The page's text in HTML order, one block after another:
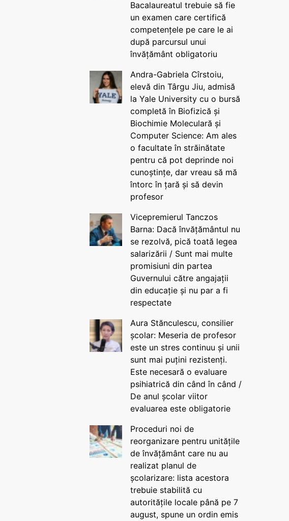
Bacalaureatul trebuie să fie
un examen care certifică
competențele pe care le ai
după parcursul unui
învățământ obligatoriu
Andra-Gabriela Cîrstoiu,
elevă din Târgu Jiu, admisă
la Yale University cu o bursă
completă în Biofizică și
Biochimie Moleculară și
Computer Science: Am ales
o facultate în străinătate
pentru că pot deprinde noi
cunoștințe, dar vreau să mă
întorc în țară și să devin
profesor
Vicepremierul Tanczos
Barna: Dacă învățământul nu
se rezolvă, pică toată legea
salarizării / Sunt mai multe
promisiuni din partea
Guvernului către angajații
din educație și nu par a fi
respectate
Aura Stănculescu, consilier
școlar: Meseria de profesor
este un stres continuu și unii
sunt mai puțini rezistenți.
Este necesară o evaluare
psihiatrică din când în când /
De anul școlar viitor
evaluarea este obligatorie
Proceduri noi de
reorganizare pentru unitățile
de învățământ care nu au
realizat planul de
școlarizare: lista acestora
trebuie stabilită cu
autoritățile locale până pe 7
august, spune un ordin emis